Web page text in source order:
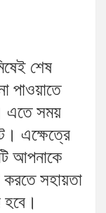
শেষ
পাওয়াতে
এতে সময়
এক্ষেত্রে
আপনাকে
করতে সহায়তা